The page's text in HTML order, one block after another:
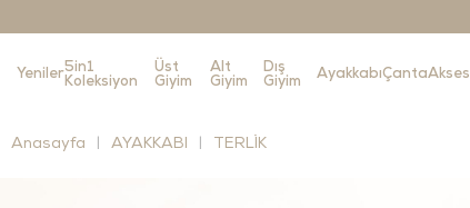
Yeniler5in1
Koleksiyon
Üst
Giyim
Alt
Giyim
Dış
Giyim
AyakkabıÇanta
Anasayfa AYAKKABI TERLİK